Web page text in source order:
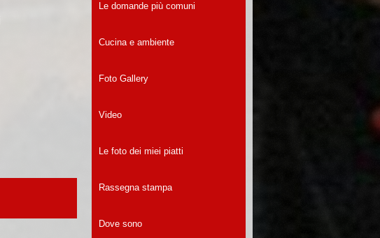
Le domande più comuni
Cucina e ambiente
Foto Gallery
Video
Le foto dei miei piatti
Rassegna stampa
Dove sono